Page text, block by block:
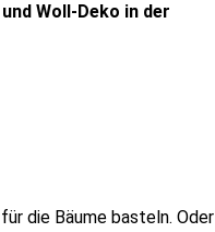
Woll-Deko in der
die Bäume basteln. Oder